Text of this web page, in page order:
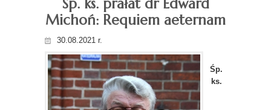
Śp. ks. prałat dr Edward
Michoń: Requiem aeternam
30.08.2021 r.
Śp.
ks.